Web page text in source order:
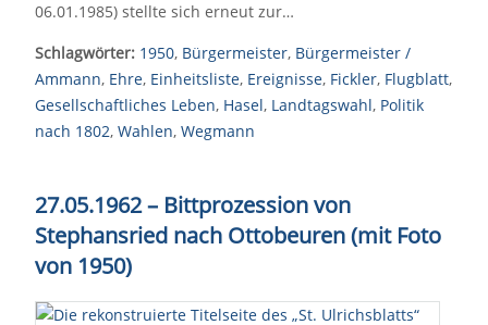
06.01.1985) stellte sich erneut zur…
Schlagwörter: 1950, Bürgermeister, Bürgermeister /
Ammann, Ehre, Einheitsliste, Ereignisse, Fickler, Flugblatt,
Gesellschaftliches Leben, Hasel, Landtagswahl, Politik
nach 1802, Wahlen, Wegmann
27.05.1962 – Bittprozession von
Stephansried nach Ottobeuren (mit Foto
von 1950)